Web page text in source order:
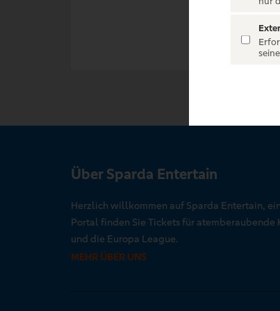
Über Sparda Entertain
Herzlich willkommen auf Sparda Entertain,
Portal finden Sie Tickets für
und die Europa League.
MEHR ÜBER UNS